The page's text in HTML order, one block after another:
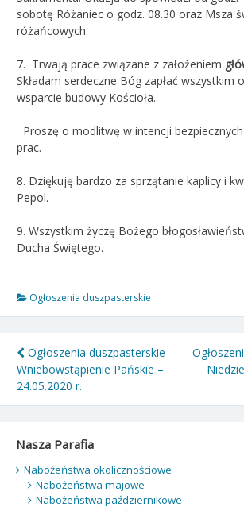
sobotę Różaniec o godz. 08.30 oraz Msza
różańcowych.
7. Trwają prace związane z założeniem
Składam serdeczne Bóg zapłać wszystkim
wsparcie budowy Kościoła.
Proszę o modlitwę w intencji
prac.
8. Dziękuję bardzo za sprzątanie kaplicy i
Pepol.
9. Wszystkim życzę Bożego
Ducha Świętego.
Ogłoszenia duszpasterskie
Nawigacja
wpisu
Ogłoszenia duszpasterskie –
Wniebowstąpienie Pańskie –
24.05.2020 r.
Nasza Parafia
Nabożeństwa okolicznościowe
Nabożeństwa majowe
Nabożeństwa październikowe